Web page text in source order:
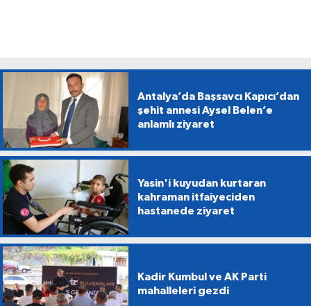
Antalya’da Başsavcı Kapıcı’dan
şehit annesi Aysel Belen’e
anlamlı ziyaret
Yasin'i kuyudan kurtaran
kahraman itfaiyeciden
hastanede ziyaret
Kadir Kumbul ve AK Parti
mahalleleri gezdi